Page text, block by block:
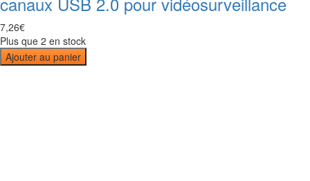
7,26€
Plus que 2 en stock
Ajouter au panier